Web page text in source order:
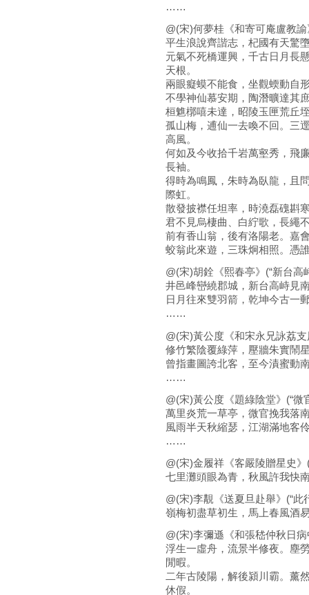
……
@(宋)何夢桂《和寄可庵盧教
平生浪說齊諧志，杞國有天驚
元氣不死橋運興，千古日月長
天根。
兩眼癡蟆不能食，坐觀蝡動自
不學神仙慕安期，陶潛曠達其
桓魋槨嘻未達，昭陵玉匣荒丘
孤山梅，逋仙一去喚不回。三
高風。
何如及今收拾千岩萬壑秀，飛
長袖。
得時為鳴鳳，朱時為臥龍，且
際虹。
散發披襟任坦率，時澆磊磈斟
君不見烏棲曲、白紵歌，長繩
前有香山翁，後有洛陽老。嘉
蛟翁此來遊，三珠炯相照。憑
@(宋)胡銓《熙春亭》(“新台高
井邑峰巒繞郡城，新台高峙見
日月往來雙羽箭，乾坤今古一
……
@(宋)黃公度《和宋永兄詠荔
修竹繁陰覆綠萍，壓牆朱實鬧
曾指畫圖誇北客，至今漬蜜動
……
@(宋)黃公度《題綠陰堂》(“微
萬里炎荒一草亭，微官挽我落
風雨半天秋縮瑟，江湖滿地客
……
@(宋)金履祥《客嚴陵贈星史》
七里灘頭眼為青，秋風許我快
@(宋)李覯《送夏旦赴舉》(“此
嶺梅初盡草初生，馬上春風酒
@(宋)李彌遜《和張嵇仲秋日
浮生一虛舟，流景半修夜。塵
閒暇。
二年古陵陽，解後潁川霸。薰
休假。